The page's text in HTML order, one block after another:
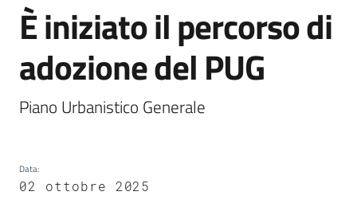
Amministrazione
Novità
Menu selezionato
Servizi
Vivere
Castel
Salta al contenuto
È iniziato il percorso di
adozione del PUG
Piano Urbanistico Generale
Data:
02 ottobre 2025